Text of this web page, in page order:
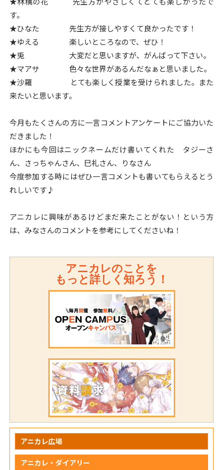
す。
★ひなた 先生方が接しやすくて良かったです！
★ゆえる 楽しいところなので、ぜひ！
★兎 大変だと思いますが、がんばって下さい。
★マアサ 色々な世界があるんだなぁと思いました。
★沙羅 とても楽しく授業を受けられました。また
来たいと思います。
今月もたくさんの方に一言コメントアンケートにご協力いた
だきました！
ほかにも今回はニックネームだけ書いてくれた タジーさ
ん、さっちゃんさん、巳礼さん、りなさん
今度参加する時にはぜひ一言コメントも書いてもらえるとう
れしいです♪
アニカレに興味があるけどまだ来たことがない！という方
は、みなさんのコメントを参考にしてくださいね！
アニカレのことを
もっと詳しく知ろう！
アニカレ広場
アニカレ・ダイアリー